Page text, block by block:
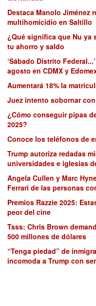
Destaca Manolo Jiménez
multihomicidio en Saltillo
¿Qué significa que Nu ya
tu ahorro y saldo
‘Sábado Distrito
agosto en CDMX y
Aumentará 18% la
Juez intento sobornar
¿Cómo conseguir pipas
2025?
Conoce los teléfonos de
Trump autoriza redadas
universidades e iglesias
Angela Cullen y Marc
Ferrari de las personas
Premios Razzie 2025:
peor del cine
Tsss: Chris Brown
500 millones de dólares
“Tenga piedad” de
incomoda a Trump con